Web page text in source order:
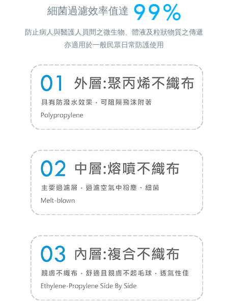
細菌過濾效率值達
防止病人與醫護人員間之微生物、體液及粒狀物質之傳遞
亦適用於一般民眾日常防護使用